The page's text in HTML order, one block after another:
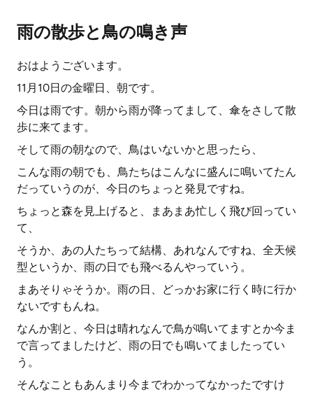
雨の散歩と鳥の鳴き声
おはようございます。
11月10日の金曜日、朝です。
今日は雨です。朝から雨が降ってまして、傘をさして散
歩に来てます。
そして雨の朝なので、鳥はいないかと思ったら、
こんな雨の朝でも、鳥たちはこんなに盛んに鳴いてたん
だっていうのが、今日のちょっと発見ですね。
ちょっと森を見上げると、まあまあ忙しく飛び回ってい
て、
そうか、あの人たちって結構、あれなんですね、全天候
型というか、雨の日でも飛べるんやっていう。
まあそりゃそうか。雨の日、どっかお家に行く時に行か
ないですもんね。
なんか割と、今日は晴れなんで鳥が鳴いてますとか今ま
で言ってましたけど、雨の日でも鳴いてましたってい
う。
そんなこともあんまり今までわかってなかったですけ